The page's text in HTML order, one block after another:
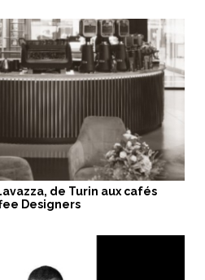
de Turin aux cafés
Designers